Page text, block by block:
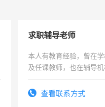
求职辅导老师
本人有教育经验，曾在
及任课教师，也在辅导
查看联系方式